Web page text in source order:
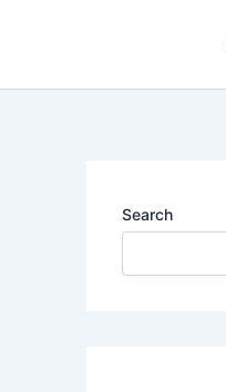
Search